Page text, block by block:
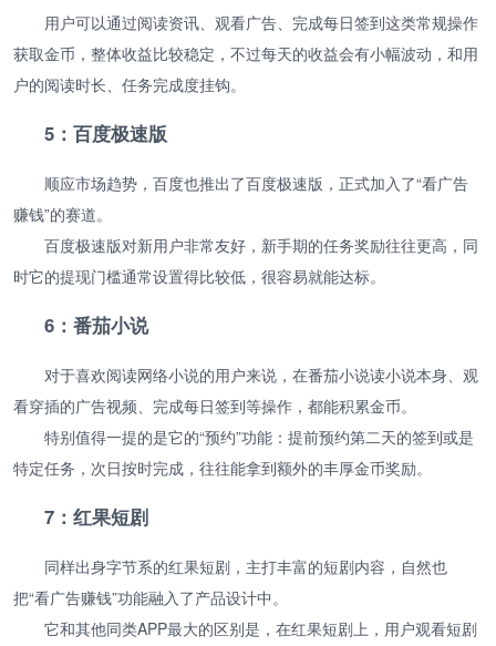
用户可以通过阅读资讯、观看广告、完成每日签到这类常规操作
获取金币，整体收益比较稳定，不过每天的收益会有小幅波动，和用
户的阅读时长、任务完成度挂钩。
5：百度极速版
顺应市场趋势，百度也推出了百度极速版，正式加入了“看广告
赚钱”的赛道。
百度极速版对新用户非常友好，新手期的任务奖励往往更高，同
时它的提现门槛通常设置得比较低，很容易就能达标。
6：番茄小说
对于喜欢阅读网络小说的用户来说，在番茄小说读小说本身、观
看穿插的广告视频、完成每日签到等操作，都能积累金币。
特别值得一提的是它的“预约”功能：提前预约第二天的签到或是
特定任务，次日按时完成，往往能拿到额外的丰厚金币奖励。
7：红果短剧
同样出身字节系的红果短剧，主打丰富的短剧内容，自然也
把“看广告赚钱”功能融入了产品设计中。
它和其他同类APP最大的区别是，在红果短剧上，用户观看短剧